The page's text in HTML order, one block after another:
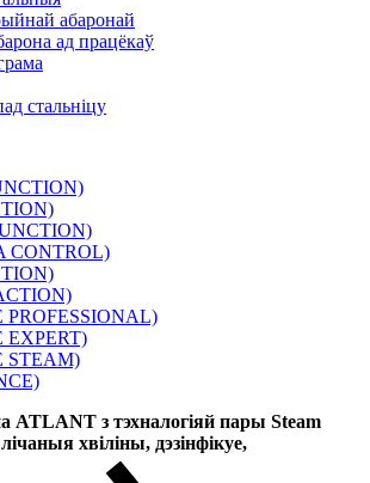
абаронай
ад працёкаў
стальніцу
CONTROL)
PROFESSIONAL)
EXPERT)
STEAM)
з тэхналогіяй пары Steam
хвіліны, дэзінфікуе,